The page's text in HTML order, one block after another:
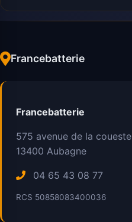
Francebatterie
Francebatterie
575 avenue de la coueste
13400 Aubagne
04 65 43 08 77
RCS 50858083400036